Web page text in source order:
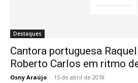
Destaques
Cantora portuguesa
Roberto Carlos em ritmo
Osny Araújo - 15 de abril de 2018